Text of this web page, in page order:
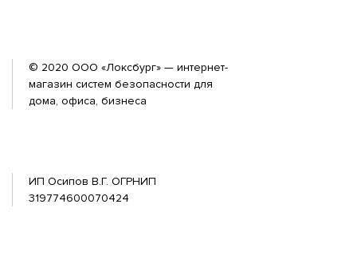
© 2020 ООО «Локсбург» — интернет-
магазин систем безопасности для
дома, офиса, бизнеса
ИП Осипов В.Г. ОГРНИП
319774600070424